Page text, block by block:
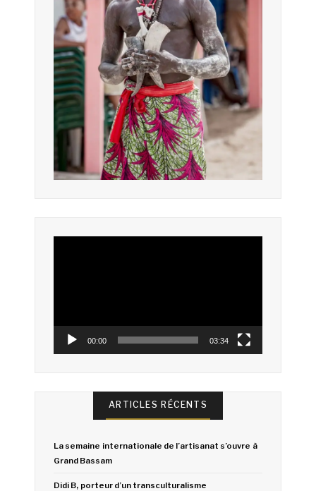
00:00 03:34
ARTICLES RÉCENTS
La semaine internationale de l’artisanat s’ouvre à
Grand Bassam
Didi B, porteur d’un transculturalisme